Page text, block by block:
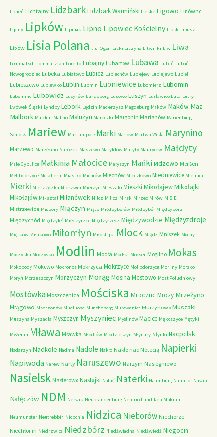
Licheń Lichtajny LidzbarkLidzbark Warmiński Lieske Ligowo Linówno
Lipiny Lipków Lipniak Lipno Lipowiec Kościelny Lipsk Lipusz
Lipów Lisia Polana Lisi Ogon Liski Liszyno Litwinki Liw Liwa
Lommatsch Lommatzsch Loretto Lubajny Lubartów Lubawa Lubań Lubań
Nowogrodziec Lubeka Lubiatowo Lubicz Lubiechów Lubiejew Lubiejewo Lubiel
Lubieszewo Lublewko Lublin Lubmin Lubniewice Lubomierz Lubomin
Lubomino Lubowidz Lucynów Lundeborg Lusowo Luszyn Lusławice Luta Lutry
Lwówek Śląski Lyndby Lębork Lędzin Macierzysz Magdeburg Maków Maków Maz.
Malbork Malchin Malmo Malużyn Mareczki Margonin Marianów Marienburg
Schloss Mariew Marijampole Marki Marlow Martwa Wisła Marynino
Marzewo Marzęcino Marózek Maszewo Matyldów Matyty Maurycew Małdyty
Małe Cybulice Małkinia Małocice Małyszyn MańkiMdzewo Meißen
Melibdorzyce Mescherin Miastko Michrów Miechów Mieczkowo Miedniewice Mielnica
Mierki Mierziączka Mierzwin Mierzyn Mieszaki Mieszki MikołajewMikołajki
Mikołajów Miksztal Milanówek Milcz Milicz Mirsk Mirzec Mirów MISIE
Mistrzewice Miszory Miączyn Miąse Międzyborów Międzybór Międzybórz
Międzychód Międzyleś Międzyrzec Międzyrzecz Międzywodzie Międzyzdroje
Miętków Miłakowo Miłomłyn Miłostajki Mlock Mlądz Mniszek Mochy
Moczyska Moczysko Modlin Modła Modłki Moeser Mogilno Mokas
Mokobody Mokowo Mokronos Mokrzyca Mokrzyce Molibdorzyce Morliny Morsko
Moryń Morzeszczyn Morzyczyn MorągMosina Mostowo Most Południowy
Mostówka Moszczenica Mościska Mroczno Mrozy Mrzeżyno
Mrągowo Mszczonów Muellrose Muncheberg Murowaniec Murzynowo Muszaki
Muszyna Myszadła Myszczyn Myszyniec Myślinów Mącice Mąkoszyce Mątyki
Mężenin Mława Mławka Młochów Młodzieszyn Młynary Młynki Nacpolsk
Nadarzyn Nadkole Nadma Nadole Nakło Nakło nad Notecią Napierki
Napiwoda Narew Narty Naruszewo Narzym Nasiegniewo
Nasielsk Nasierowo Nastajki Natać Naterki Naumburg Naunhof Nawra
Nałęczów NDM Nerwik Neubrandenburg Neufriedland Neu Mukran
Neumunster Neutrebbin Nicponia Nidzica Nieborów Niechorze
Niechłonin Niedrzwica Niedzbórz Niedźwiadna Niedźwiedź Niegocin